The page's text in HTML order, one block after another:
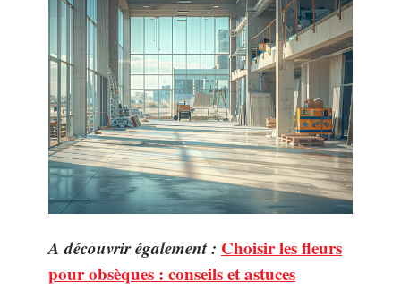
A découvrir également : Choisir les fleurs
pour obsèques : conseils et astuces